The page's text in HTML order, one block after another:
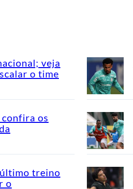
veja
o time
os
treino
o